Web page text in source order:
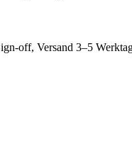
off, Versand 3–5